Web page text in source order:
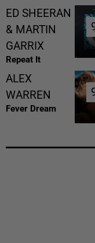
ED SHEERAN
& MARTIN
GARRIX
Repeat It
ALEX
WARREN
Fever Dream